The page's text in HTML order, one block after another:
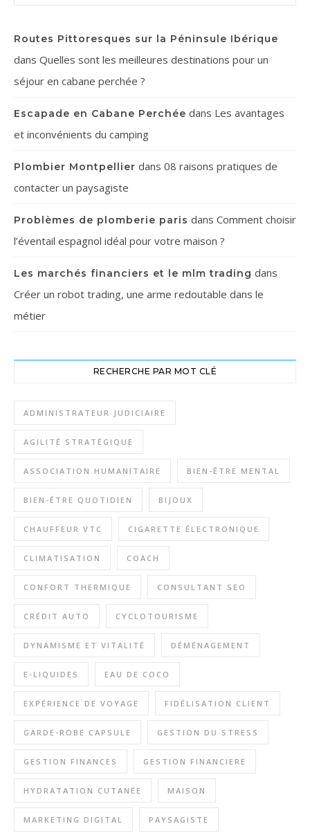
Routes Pittoresques sur la Péninsule Ibérique
dans Quelles sont les meilleures destinations pour un
séjour en cabane perchée ?
Escapade en Cabane Perchée dans Les avantages
et inconvénients du camping
Plombier Montpellier dans 08 raisons pratiques de
contacter un paysagiste
Problèmes de plomberie paris dans Comment choisir
l’éventail espagnol idéal pour votre maison ?
Les marchés financiers et le mlm trading dans
Créer un robot trading, une arme redoutable dans le
métier
RECHERCHE PAR MOT CLÉ
ADMINISTRATEUR JUDICIAIRE
AGILITÉ STRATÉGIQUE
ASSOCIATION HUMANITAIRE BIEN-ÊTRE MENTAL
BIEN-ÊTRE QUOTIDIEN BIJOUX
CHAUFFEUR VTC CIGARETTE ÉLECTRONIQUE
CLIMATISATION COACH
CONFORT THERMIQUE CONSULTANT SEO
CRÉDIT AUTO CYCLOTOURISME
DYNAMISME ET VITALITÉ DÉMÉNAGEMENT
E-LIQUIDES EAU DE COCO
EXPÉRIENCE DE VOYAGE FIDÉLISATION CLIENT
GARDE-ROBE CAPSULE GESTION DU STRESS
GESTION FINANCES GESTION FINANCIERE
HYDRATATION CUTANÉE MAISON
MARKETING DIGITAL PAYSAGISTE